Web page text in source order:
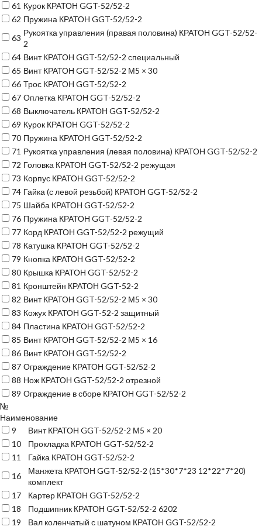
61 Курок КРАТОН GGT-52/52-2
62 Пружина КРАТОН GGT-52/52-2
63
Рукоятка управления (правая половина) КРАТОН GGT-52/52-
2
64 Винт КРАТОН GGT-52/52-2 специальный
65 Винт КРАТОН GGT-52/52-2 М5 × 30
66 Трос КРАТОН GGT-52/52-2
67 Оплетка КРАТОН GGT-52/52-2
68 Выключатель КРАТОН GGT-52/52-2
69 Курок КРАТОН GGT-52/52-2
70 Пружина КРАТОН GGT-52/52-2
71 Рукоятка управления (левая половина) КРАТОН GGT-52/52-2
72 Головка КРАТОН GGT-52/52-2 режущая
73 Корпус КРАТОН GGT-52/52-2
74 Гайка (с левой резьбой) КРАТОН GGT-52/52-2
75 Шайба КРАТОН GGT-52/52-2
76 Пружина КРАТОН GGT-52/52-2
77 Корд КРАТОН GGT-52/52-2 режущий
78 Катушка КРАТОН GGT-52/52-2
79 Кнопка КРАТОН GGT-52/52-2
80 Крышка КРАТОН GGT-52/52-2
81 Кронштейн КРАТОН GGT-52-2
82 Винт КРАТОН GGT-52/52-2 М5 × 30
83 Кожух КРАТОН GGT-52-2 защитный
84 Пластина КРАТОН GGT-52/52-2
85 Винт КРАТОН GGT-52/52-2 М5 × 16
86 Винт КРАТОН GGT-52/52-2
87 Ограждение КРАТОН GGT-52/52-2
88 Нож КРАТОН GGT-52/52-2 отрезной
89 Ограждение в сборе КРАТОН GGT-52/52-2
№
Наименование
9
Винт КРАТОН GGT-52/52-2 М5 × 20
10
Прокладка КРАТОН GGT-52/52-2
11
Гайка КРАТОН GGT-52/52-2
16
Манжета КРАТОН GGT-52/52-2 (15*30*7*23 12*22*7*20)
комплект
17
Картер КРАТОН GGT-52/52-2
18
Подшипник КРАТОН GGT-52/52-2 6202
19
Вал коленчатый с шатуном КРАТОН GGT-52/52-2